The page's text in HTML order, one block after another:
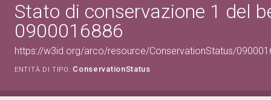
Stato di conservazione 1 del
0900016886
https://w3id.org/arco/resource/ConservationStatus/
ENTITÀ DI TIPO: ConservationStatus